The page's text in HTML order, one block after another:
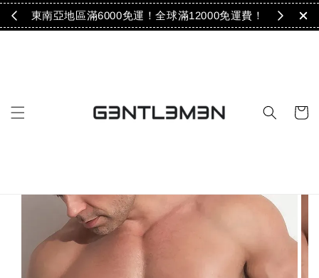
！ 東南亞地區滿6000免運！全球滿12000免運費！